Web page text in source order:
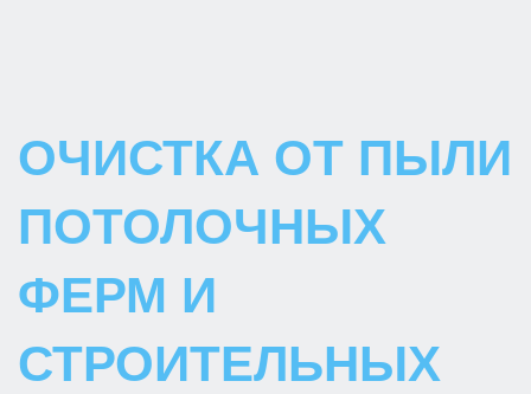
ОЧИСТКА ОТ ПЫЛИ
ПОТОЛОЧНЫХ
ФЕРМ И
СТРОИТЕЛЬНЫХ